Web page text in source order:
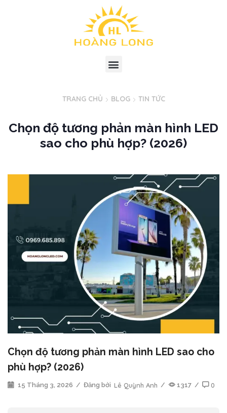
TRANG CHỦ BLOG TIN TỨC
Chọn độ tương phản màn hình LED
sao cho phù hợp? (2026)
Chọn độ tương phản màn hình LED sao cho
phù hợp? (2026)
15 Tháng 3, 2026 / Đăng bởi Lê Quỳnh Anh / 1317 / 0